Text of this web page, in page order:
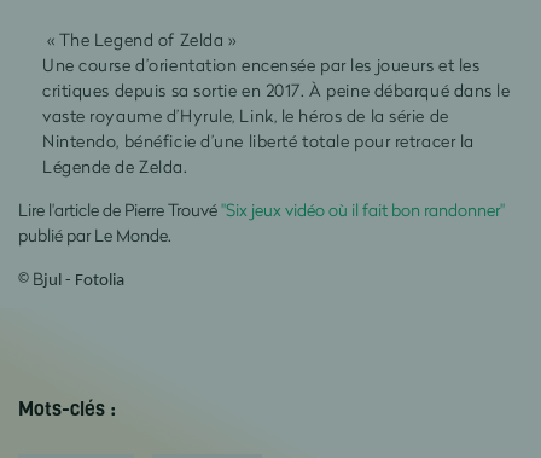
« The Legend of Zelda »
Une course d’orientation encensée par les joueurs et les
critiques depuis sa sortie en 2017. À peine débarqué dans le
vaste royaume d’Hyrule, Link, le héros de la série de
Nintendo, bénéficie d’une liberté totale pour retracer la
Légende de Zelda.
Lire l'article de Pierre Trouvé"Six jeux vidéo où il fait bon randonner"
publié par Le Monde.
© Bjul - Fotolia
Mots-clés :